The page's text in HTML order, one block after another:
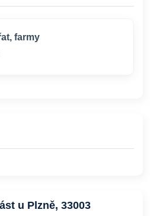
farmy
u Plzně, 33003